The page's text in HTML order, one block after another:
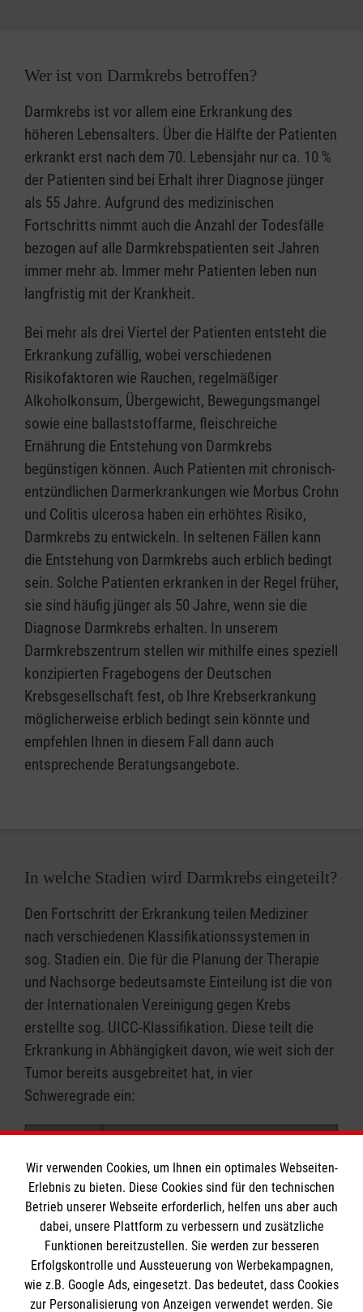
Wer ist von Darmkrebs betroffen?
Darmkrebs ist vor allem eine Erkrankung des
höheren Lebensalters. Über die Hälfte der Patienten
erkrankt erst nach dem 70. Lebensjahr nur ca. 10 %
der Patienten sind bei Erhalt ihrer Diagnose jünger
als 55 Jahre. Aufgrund des medizinischen
Fortschritts nimmt auch die Anzahl der Todesfälle
bezogen auf alle Darmkrebspatienten seit Jahren
immer mehr ab. Immer mehr Patienten leben nun
langfristig mit der Krankheit.
Bei mehr als drei Viertel der Patienten entsteht die
Erkrankung zufällig, wobei verschiedenen
Risikofaktoren wie Rauchen, regelmäßiger
Alkoholkonsum, Übergewicht, Bewegungsmangel
sowie eine ballaststoffarme, fleischreiche
Ernährung die Entstehung von Darmkrebs
begünstigen können. Auch Patienten mit chronisch-
entzündlichen Darmerkrankungen wie Morbus Crohn
und Colitis ulcerosa haben ein erhöhtes Risiko,
Darmkrebs zu entwickeln. In seltenen Fällen kann
die Entstehung von Darmkrebs auch erblich bedingt
sein. Solche Patienten erkranken in der Regel früher,
sie sind häufig jünger als 50 Jahre, wenn sie die
Diagnose Darmkrebs erhalten. In unserem
Darmkrebszentrum stellen wir mithilfe eines speziell
konzipierten Fragebogens der Deutschen
Krebsgesellschaft fest, ob Ihre Krebserkrankung
möglicherweise erblich bedingt sein könnte und
empfehlen Ihnen in diesem Fall dann auch
entsprechende Beratungsangebote.
In welche Stadien wird Darmkrebs eingeteilt?
Den Fortschritt der Erkrankung teilen Mediziner
nach verschiedenen Klassifikationssystemen in
sog. Stadien ein. Die für die Planung der Therapie
und Nachsorge bedeutsamste Einteilung ist die von
der Internationalen Vereinigung gegen Krebs
erstellte sog. UICC-Klassifikation. Diese teilt die
Erkrankung in Abhängigkeit davon, wie weit sich der
Tumor bereits ausgebreitet hat, in vier
Schweregrade ein:
Wir verwenden Cookies, um Ihnen ein optimales Webseiten-
Erlebnis zu bieten. Diese Cookies sind für den technischen
Betrieb unserer Webseite erforderlich, helfen uns aber auch
dabei, unsere Plattform zu verbessern und zusätzliche
Funktionen bereitzustellen. Sie werden zur besseren
Erfolgskontrolle und Aussteuerung von Werbekampagnen,
wie z.B. Google Ads, eingesetzt. Das bedeutet, dass Cookies
zur Personalisierung von Anzeigen verwendet werden. Sie